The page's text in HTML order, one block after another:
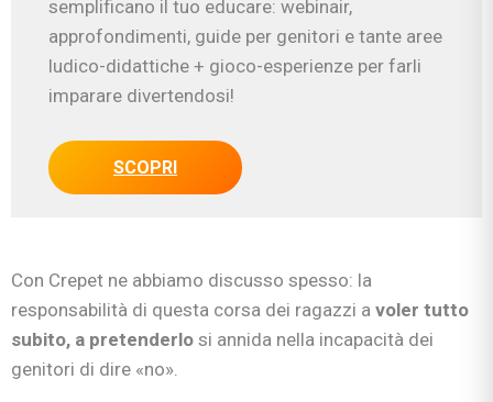
semplificano il tuo educare: webinair,
approfondimenti, guide per genitori e tante aree
ludico-didattiche + gioco-esperienze per farli
imparare divertendosi!
SCOPRI
Con Crepet ne abbiamo discusso spesso: la
responsabilità di questa corsa dei ragazzi a voler tutto
subito, a pretenderlo si annida nella incapacità dei
genitori di dire «no».